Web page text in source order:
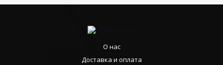
О нас
Доставка и оплата